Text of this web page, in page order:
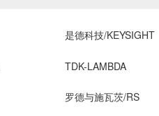
是德科技/KEYSIGHT
TDK-LAMBDA
罗德与施瓦茨/RS